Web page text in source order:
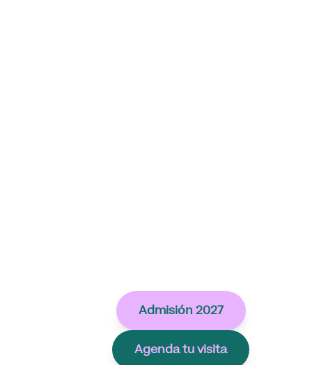
Admisión 2027
Agenda tu visita